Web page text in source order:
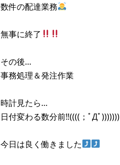
数件の配達業務
無事に終了
その後…
事務処理＆発注作業
時計見たら…
日付変わる数分前‼︎((((；ﾟДﾟ)))))))
今日は良く働きました